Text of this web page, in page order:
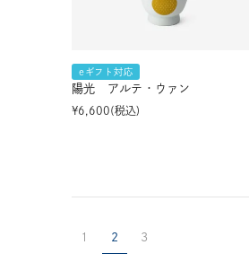
eギフト対応
陽光 アルテ・ウァン
¥6,600 税込
1 2 3